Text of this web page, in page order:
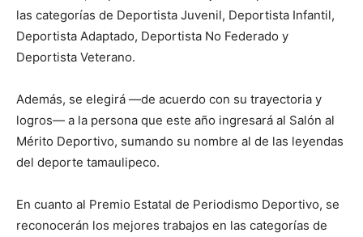
las categorías de Deportista Juvenil, Deportista Infantil,
Deportista Adaptado, Deportista No Federado y
Deportista Veterano.
Además, se elegirá —de acuerdo con su trayectoria y
logros— a la persona que este año ingresará al Salón al
Mérito Deportivo, sumando su nombre al de las leyendas
del deporte tamaulipeco.
En cuanto al Premio Estatal de Periodismo Deportivo, se
reconocerán los mejores trabajos en las categorías de